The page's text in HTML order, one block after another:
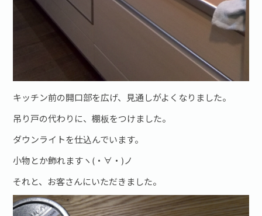
キッチン前の開口部を広げ、見通しがよくなりました。
吊り戸の代わりに、棚板をつけました。
ダウンライトを仕込んでいます。
小物とか飾れますヽ(・∀・)ノ
それと、お客さんにいただきました。